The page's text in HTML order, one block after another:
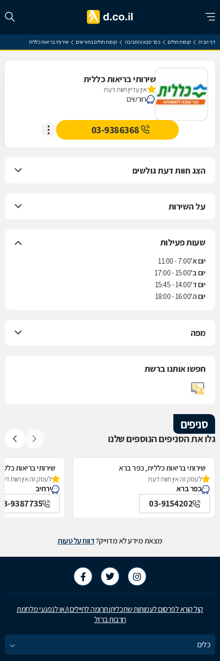
דף הבית קופות חולים כפר סבא והסביבה קופות חולים בחורשים שירותי בריאות כללית
שירותי בריאות כללית
אין עדיין חוות דעת
חורשים
03-9386368
הצג חוות דעת גולשים
על השירות
שעות פעילות
יום א'7:00 - 11:00
יום ב'15:00 - 17:00
יום ד'14:00 - 15:45
יום ה'16:00 - 18:00
מפה
חפשו אותנו ברשת
סניפים
גלו את הסניפים הנוספים שלנו
שירותי בריאות כללית, כפר ברא
לעסק זה אין חוות דעת
כפר ברא
03-9154202
שירותי בריאות
לעסק זה אין חוות
ירחיב
9387735
מצאת מידע לא מדוייק?דווח על טעות
קול קורא לפרסום לעמותות שתכליתן תרומה לחיילים ו/או לנפגעי מלחמת
חרבות ברזל
כלים